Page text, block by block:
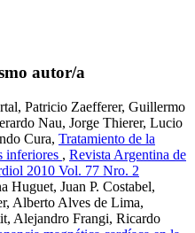
autor/a
Patricio Zaefferer, Guillermo
Nau, Jorge Thierer, Lucio
Cura, Tratamiento de la
inferiores , Revista Argentina de
2010 Vol. 77 Nro. 2
Huguet, Juan P. Costabel,
Alberto Alves de Lima,
Alejandro Frangi, Ricardo